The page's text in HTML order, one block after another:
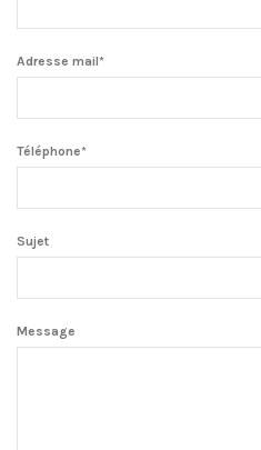
Adresse mail*
Téléphone*
Sujet
Message